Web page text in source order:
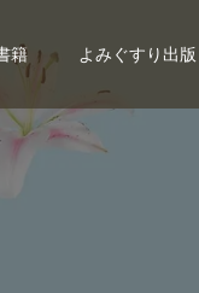
籍 よみぐすり出版